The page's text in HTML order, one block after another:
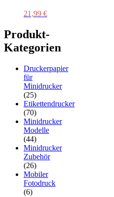
21,99 €
Produkt-
Kategorien
Druckerpapier
für
Minidrucker
(25)
Etikettendrucker
(70)
Minidrucker
Modelle
(44)
Minidrucker
Zubehör
(26)
Mobiler
Fotodruck
(6)